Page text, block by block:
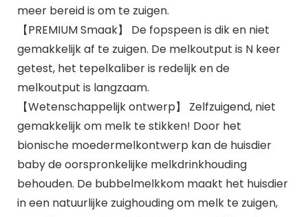
meer bereid is om te zuigen.
【PREMIUM Smaak】 De fopspeen is dik en niet
gemakkelijk af te zuigen. De melkoutput is N keer
getest, het tepelkaliber is redelijk en de
melkoutput is langzaam.
【Wetenschappelijk ontwerp】 Zelfzuigend, niet
gemakkelijk om melk te stikken! Door het
bionische moedermelkontwerp kan de huisdier
baby de oorspronkelijke melkdrinkhouding
behouden. De bubbelmelkkom maakt het huisdier
in een natuurlijke zuighouding om melk te zuigen,